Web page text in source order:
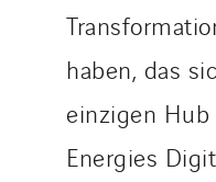
haben, das
einzigen Hub
Energies